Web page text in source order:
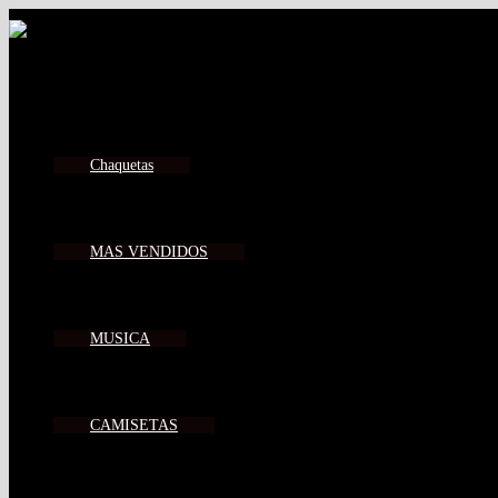
Ir
Chaquetas
MAS VENDIDOS
MUSICA
CAMISETAS